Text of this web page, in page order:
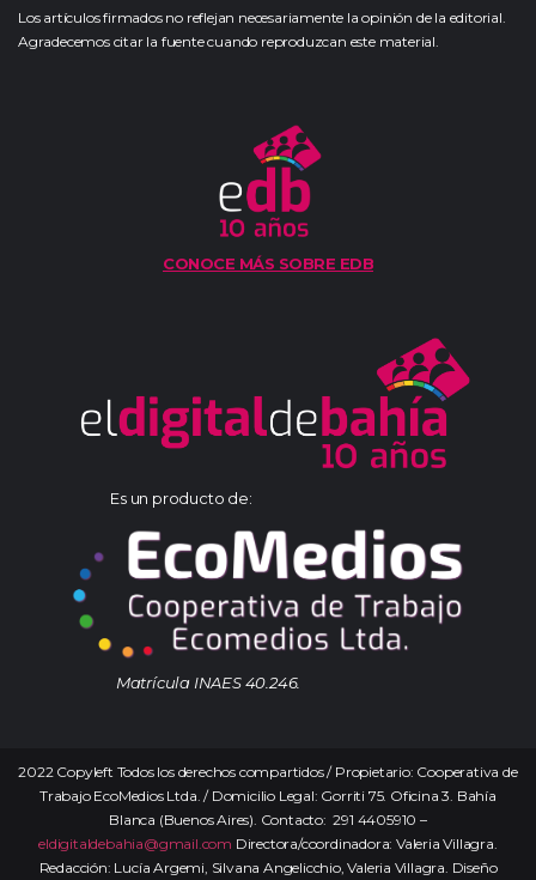
Los artículos firmados no reflejan necesariamente la opinión de la editorial.
Agradecemos citar la fuente cuando reproduzcan este material.
CONOCE MÁS SOBRE EDB
Es un producto de:
Matrícula INAES 40.246.
2022 Copyleft Todos los derechos compartidos / Propietario: Cooperativa de
Trabajo EcoMedios Ltda. / Domicilio Legal: Gorriti 75. Oficina 3. Bahía
Blanca (Buenos Aires). Contacto: 291 4405910 –
eldigitaldebahia@gmail.com Directora/coordinadora: Valeria Villagra.
Redacción: Lucía Argemi, Silvana Angelicchio, Valeria Villagra. Diseño